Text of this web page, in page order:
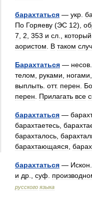
барахтаться — укр
По Горяеву (ЭС 12),
7
2 353 и сл который
аористом
В таком
Барахтаться — несов
телом
руками ногами
выплыть отт. перен
перен
Прилагать все
барахтаться —
барахтаетесь
барахталось
барахтающаяся
барахтаться — Искон
и др суф
русского языка